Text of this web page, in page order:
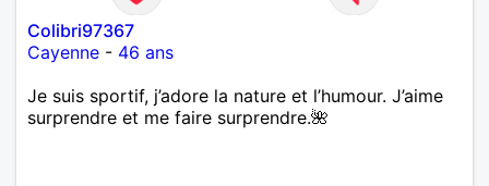
Colibri97367
Cayenne - 46 ans
Je suis sportif, j’adore la nature et l’humour. J’aime
surprendre et me faire surprendre.🌺